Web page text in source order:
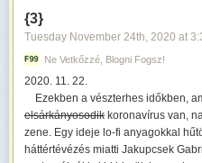
{3}
Tuesday November 24th, 2020 at
Ne Vetkőzzé, Blogni Fogsz!
2020. 11. 22.
Ezekben a vészterhes időkben,
elsárkányosodik koronavírus van,
zene. Egy ideje lo-fi anyagokkal
háttértévézés miatti Jakupcsek